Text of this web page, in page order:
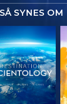
SYNES OM